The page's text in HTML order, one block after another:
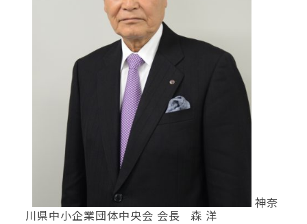
神奈
川県中小企業団体中央会 会長 森 洋